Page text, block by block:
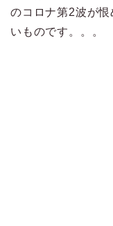
のコロナ第2波が
いものです。。。